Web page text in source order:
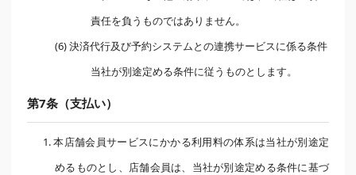
責任を負うものではありません。
(6) 決済代行及び予約システムとの連携サービスに係る条件
当社が別途定める条件に従うものとします。
第7条（支払い）
1. 本店舗会員サービスにかかる利用料の体系は当社が別途定
めるものとし、店舗会員は、当社が別途定める条件に基づ